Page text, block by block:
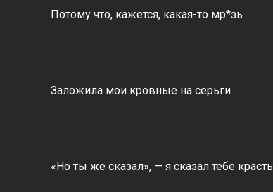
Потому что, кажется, какая-то мр*зь
Заложила мои кровные на серьги
«Но ты же сказал», — я сказал тебе красть